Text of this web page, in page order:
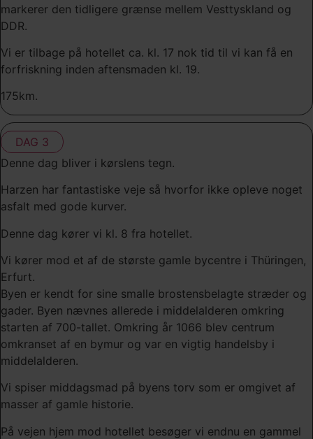
markerer den tidligere grænse mellem Vesttyskland og
DDR.
Vi er tilbage på hotellet ca. kl. 17 nok tid til vi kan få en
forfriskning inden aftensmaden kl. 19.
175km.
DAG 3
Denne dag bliver i kørslens tegn.
Harzen har fantastiske veje så hvorfor ikke opleve noget
asfalt med gode kurver.
Denne dag kører vi kl. 8 fra hotellet.
Vi kører mod et af de største gamle bycentre i Thüringen,
Erfurt.
Byen er kendt for sine smalle brostensbelagte stræder og
gader. Byen nævnes allerede i middelalderen omkring
starten af 700-tallet. Omkring år 1066 blev centrum
omkranset af en bymur og var en vigtig handelsby i
middelalderen.
Vi spiser middagsmad på byens torv som er omgivet af
masser af gamle historie.
På vejen hjem mod hotellet besøger vi endnu en gammel